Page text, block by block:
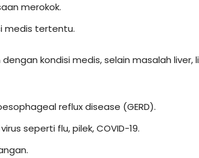
merokok.
medis tertentu.
dengan kondisi medis, selain masalah
reflux disease (GERD).
seperti flu, pilek, COVID-19.